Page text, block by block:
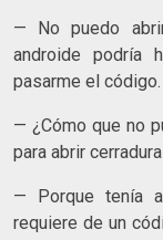
— No puedo
androide podría
pasarme el código.
— ¿Cómo que no
para abrir
— Porque tenía
requiere de un